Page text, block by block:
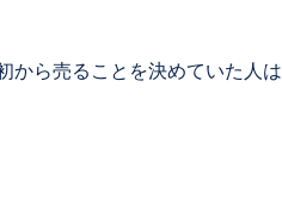
から売ることを決めていた人は